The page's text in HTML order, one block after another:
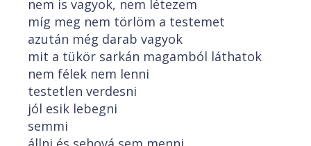
nem is vagyok, nem létezem
míg meg nem törlöm a testemet
azután még darab vagyok
mit a tükör sarkán magamból láthatok
nem félek nem lenni
testetlen verdesni
jól esik lebegni
semmi